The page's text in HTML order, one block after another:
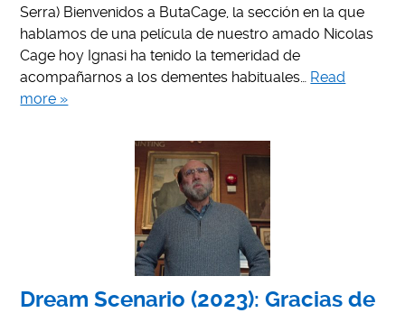
Serra) Bienvenidos a ButaCage, la sección en la que
hablamos de una película de nuestro amado Nicolas
Cage hoy Ignasi ha tenido la temeridad de
acompañarnos a los dementes habituales… Read
more »
Dream Scenario (2023): Gracias de